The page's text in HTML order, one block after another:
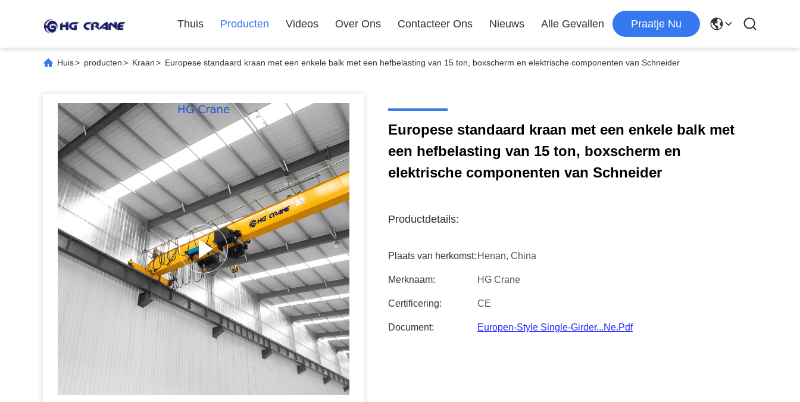
Thuis Producten Videos Over Ons Contacteer Ons Nieuws Alle Gevallen Praatje Nu
Huis> producten> Kraan> Europese standaard kraan met een enkele balk met een hefbelasting van 15 ton, boxscherm en elektrische componenten van Schneider
Europese standaard kraan met een enkele balk met
een hefbelasting van 15 ton, boxscherm en
elektrische componenten van Schneider
Productdetails:
Plaats van herkomst: Henan, China
Merknaam: HG Crane
Certificering: CE
Document: Europen-Style Single-Girder...ne.pdf